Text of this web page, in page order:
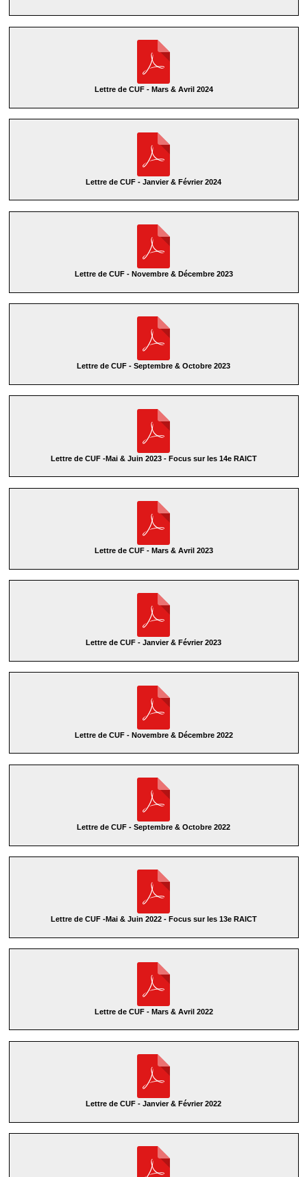
Lettre de CUF - Mars & Avril 2024
Lettre de CUF - Janvier & Février 2024
Lettre de CUF - Novembre & Décembre 2023
Lettre de CUF - Septembre & Octobre 2023
Lettre de CUF -Mai & Juin 2023 - Focus sur les 14e RAICT
Lettre de CUF - Mars & Avril 2023
Lettre de CUF - Janvier & Février 2023
Lettre de CUF - Novembre & Décembre 2022
Lettre de CUF - Septembre & Octobre 2022
Lettre de CUF -Mai & Juin 2022 - Focus sur les 13e RAICT
Lettre de CUF - Mars & Avril 2022
Lettre de CUF - Janvier & Février 2022